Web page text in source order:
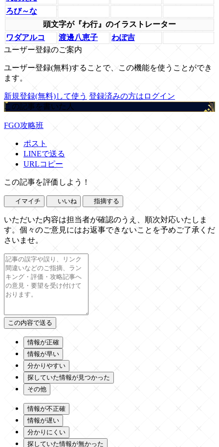
ろび～な
頭文字が『わ行』のイラストレーター
ワダアルコ
渡邊八恵子
わぽ吉
ユーザー登録のご案内
ユーザー登録(無料)することで、この機能を使うことができ
ます。
新規登録(無料)して使う 登録済みの方はログイン
この記事を書いた人
FGO攻略班
ポスト
LINEで送る
URLコピー
この記事を評価しよう！
イマイチ いいね 指摘する
いただいた内容は担当者が確認のうえ、順次対応いたしま
す。個々のご意見にはお返事できないことを予めご了承くだ
さいませ。
情報が正確
情報が早い
分かりやすい
探していた情報が見つかった
その他
情報が不正確
情報が遅い
分かりにくい
探していた情報が無かった